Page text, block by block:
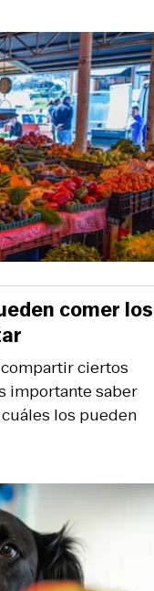
ciertos
importante saber
los pueden
comer los